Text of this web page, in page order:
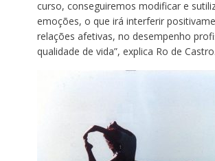
curso, conseguiremos modificar e
emoções, o que irá interferir
relações afetivas, no desempenho
qualidade de vida”, explica Ro de Castro.